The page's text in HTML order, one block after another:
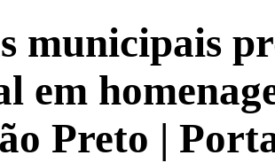
municipais
em
Preto |